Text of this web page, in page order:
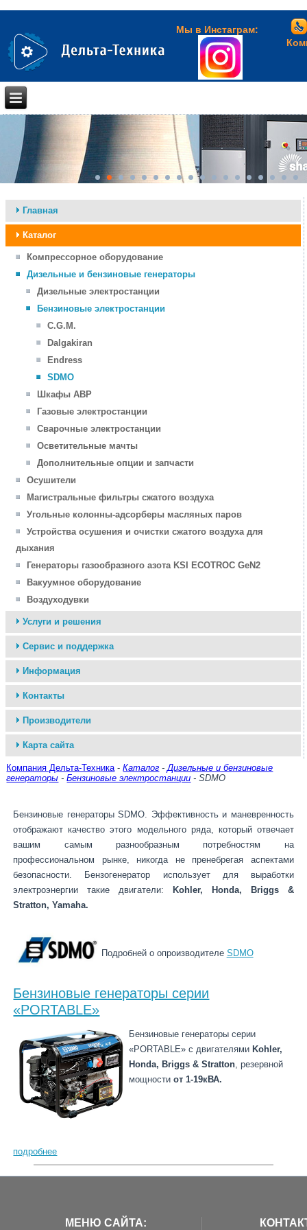
Мы в Инстаграм:
Главная
Каталог
Компрессорное оборудование
Дизельные и бензиновые генераторы
Дизельные электростанции
Бензиновые электростанции
C.G.M.
Dalgakiran
Endress
SDMO
Шкафы АВР
Газовые электростанции
Сварочные электростанции
Осветительные мачты
Дополнительные опции и запчасти
Осушители
Магистральные фильтры сжатого воздуха
Угольные колонны-адсорберы масляных паров
Устройства осушения и очистки сжатого воздуха для
дыхания
Генераторы газообразного азота KSI ECOTROC GeN2
Вакуумное оборудование
Воздуходувки
Услуги и решения
Сервис и поддержка
Информация
Контакты
Производители
Карта сайта
Компания Дельта-Техника-Каталог -Дизельные и бензиновые
генераторы -Бензиновые электростанции - SDMO
Бензиновые генераторы SDMO. Эффективность и маневренность
отображают качество этого модельного ряда, который отвечает
вашим самым разнообразным потребностям на
профессиональном рынке, никогда не пренебрегая аспектами
безопасности. Бензогенератор использует для выработки
электроэнергии такие двигатели:
Kohler, Honda,
Briggs &
Stratton, Yamaha.
Подробней о опроизводителе SDMO
Бензиновые генераторы cерии
«PORTABLE»
Бензиновые генераторы cерии
«PORTABLE» с двигателями Kohler,
Honda, Briggs & Stratton, резервной
мощности от 1-19кВА.
подробнее
МЕНЮ САЙТА: